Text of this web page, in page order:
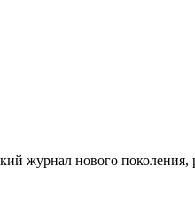
журнал нового поколения,